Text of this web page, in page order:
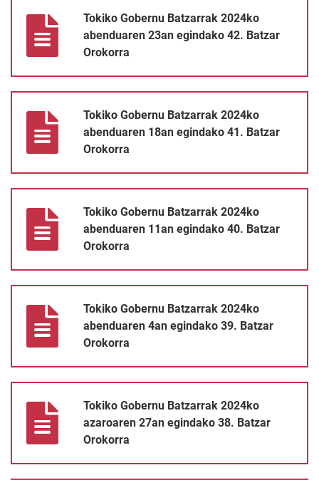
Tokiko Gobernu Batzarrak 2024ko
abenduaren 23an egindako 42. Batzar
Orokorra
Tokiko Gobernu Batzarrak 2024ko
abenduaren 18an egindako 41. Batzar
Orokorra
Tokiko Gobernu Batzarrak 2024ko
abenduaren 11an egindako 40. Batzar
Orokorra
Tokiko Gobernu Batzarrak 2024ko
abenduaren 4an egindako 39. Batzar
Orokorra
Tokiko Gobernu Batzarrak 2024ko
azaroaren 27an egindako 38. Batzar
Orokorra